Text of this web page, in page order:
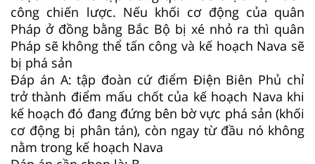
công chiến lược. Nếu khối cơ động của quân
Pháp ở đồng bằng Bắc Bộ bị xé nhỏ ra thì quân
Pháp sẽ không thể tấn công và kế hoạch Nava sẽ
bị phá sản
Đáp án A: tập đoàn cứ điểm Điện Biên Phủ chỉ
trở thành điểm mấu chốt của kế hoạch Nava khi
kế hoạch đó đang đứng bên bờ vực phá sản (khối
cơ động bị phân tán), còn ngay từ đầu nó không
nằm trong kế hoạch Nava